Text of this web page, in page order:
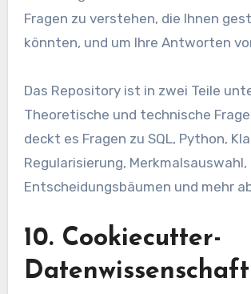
Fragen zu verstehen, die Ihnen
könnten, und um Ihre Antworten
Das Repository ist in zwei Teile
Theoretische und technische
deckt es Fragen zu SQL, Python,
Regularisierung, Merkmalsauswahl,
Entscheidungsbäumen und mehr
10. Cookiecutter-
Datenwissenschaft